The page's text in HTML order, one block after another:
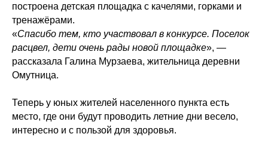
построена детская площадка с качелями, горками и
тренажёрами.
«Спасибо тем, кто участвовал в конкурсе. Поселок
расцвел, дети очень рады новой площадке», —
рассказала Галина Мурзаева, жительница деревни
Омутница.
Теперь у юных жителей населенного пункта есть
место, где они будут проводить летние дни весело,
интересно и с пользой для здоровья.